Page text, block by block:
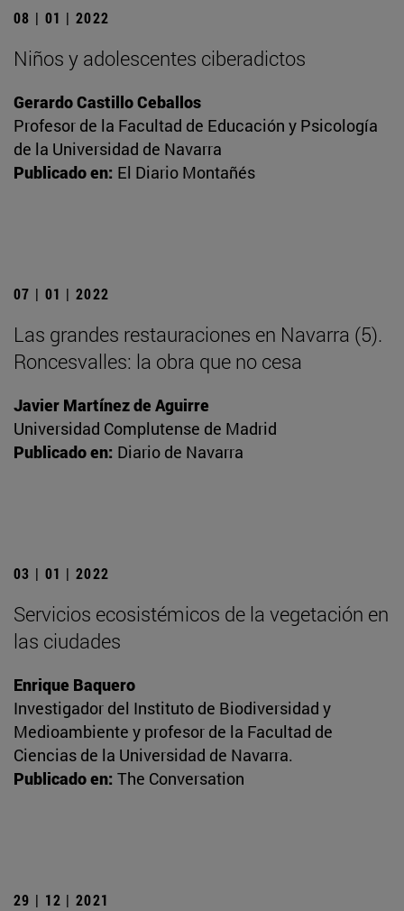
08 | 01 | 2022
Niños y adolescentes ciberadictos
Gerardo Castillo Ceballos
Profesor de la Facultad de Educación y Psicología
de la Universidad de Navarra
Publicado en: El Diario Montañés
07 | 01 | 2022
Las grandes restauraciones en Navarra (5).
Roncesvalles: la obra que no cesa
Javier Martínez de Aguirre
Universidad Complutense de Madrid
Publicado en: Diario de Navarra
03 | 01 | 2022
Servicios ecosistémicos de la vegetación en
las ciudades
Enrique Baquero
Investigador del Instituto de Biodiversidad y
Medioambiente y profesor de la Facultad de
Ciencias de la Universidad de Navarra.
Publicado en: The Conversation
29 | 12 | 2021